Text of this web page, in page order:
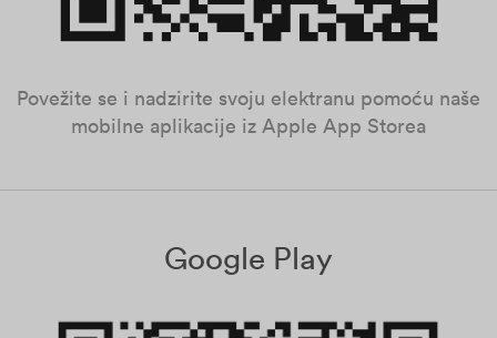
Povežite se i nadzirite svoju elektranu pomoću naše
mobilne aplikacije iz Apple App Storea
Google Play